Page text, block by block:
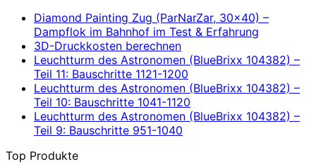
Diamond Painting Zug (ParNarZar, 30×40) –
Dampflok im Bahnhof im Test & Erfahrung
3D-Druckkosten berechnen
Leuchtturm des Astronomen (BlueBrixx 104382) –
Teil 11: Bauschritte 1121-1200
Leuchtturm des Astronomen (BlueBrixx 104382) –
Teil 10: Bauschritte 1041-1120
Leuchtturm des Astronomen (BlueBrixx 104382) –
Teil 9: Bauschritte 951-1040
Top Produkte